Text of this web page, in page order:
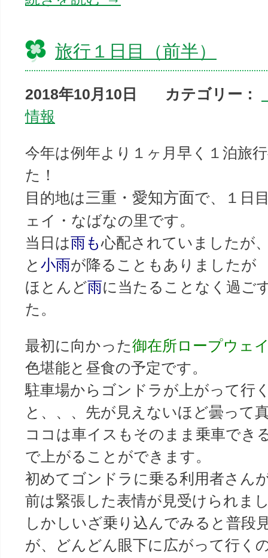
旅行１日目（前半）
2018年10月10日 カテゴリー：
情報
今年は例年より１ヶ月早く１泊旅
た！
目的地は三重・愛知方面で、１日
ェイ・なばなの里です。
当日は雨も心配されていましたが
と 小雨が降ることもありましたが
ほとんど雨に当たることなく過ご
た。
最初に向かった御在所ロープウェ
色堪能と昼食の予定です。
駐車場からゴンドラが上がって行
と、、、先が見えないほど曇って
ココは車イスもそのまま乗車でき
で上がることができます。
初めてゴンドラに乗る利用者さん
前は緊張した表情が見受けられま
しかしいざ乗り込んでみると普段
が、どんどん眼下に広がって行く